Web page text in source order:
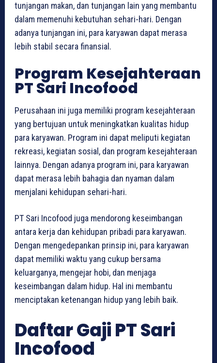
tunjangan makan, dan tunjangan lain yang membantu
dalam memenuhi kebutuhan sehari-hari. Dengan
adanya tunjangan ini, para karyawan dapat merasa
lebih stabil secara finansial.
Program Kesejahteraan
PT Sari Incofood
Perusahaan ini juga memiliki program kesejahteraan
yang bertujuan untuk meningkatkan kualitas hidup
para karyawan. Program ini dapat meliputi kegiatan
rekreasi, kegiatan sosial, dan program kesejahteraan
lainnya. Dengan adanya program ini, para karyawan
dapat merasa lebih bahagia dan nyaman dalam
menjalani kehidupan sehari-hari.
PT Sari Incofood juga mendorong keseimbangan
antara kerja dan kehidupan pribadi para karyawan.
Dengan mengedepankan prinsip ini, para karyawan
dapat memiliki waktu yang cukup bersama
keluarganya, mengejar hobi, dan menjaga
keseimbangan dalam hidup. Hal ini membantu
menciptakan ketenangan hidup yang lebih baik.
Daftar Gaji PT Sari
Incofood